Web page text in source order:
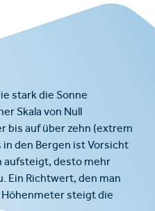
stark die Sonne
Skala von Null
bis auf über zehn (extrem
den Bergen ist Vorsicht
aufsteigt, desto mehr
Ein Richtwert, den man
Höhenmeter steigt die